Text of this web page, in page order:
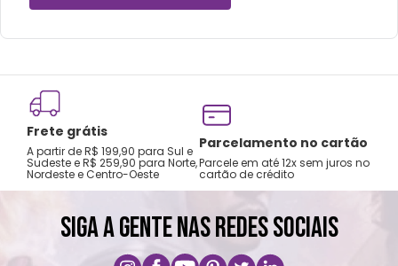
Frete grátis
A partir de R$ 199,90 para Sul e
Sudeste e R$ 259,90 para Norte,
Nordeste e Centro-Oeste
Parcelamento no cartão
Parcele em até 12x sem juros no
cartão de crédito
SIGA A GENTE NAS REDES SOCIAIS